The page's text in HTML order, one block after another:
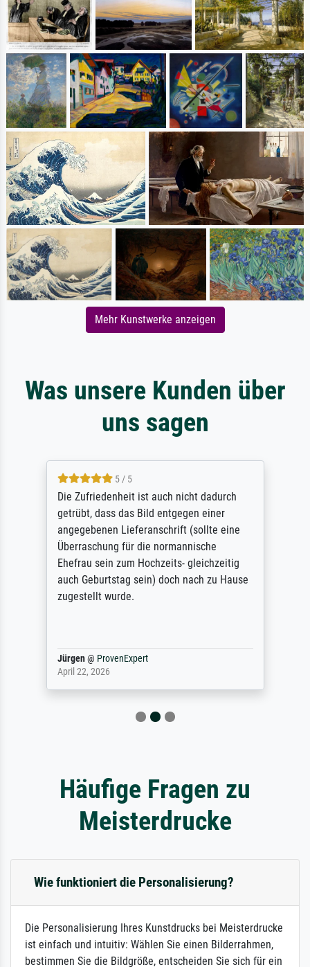
Mehr Kunstwerke anzeigen
Was unsere Kunden über
uns sagen
5 / 5
Die Zufriedenheit ist auch nicht dadurch
getrübt, dass das Bild entgegen einer
angegebenen Lieferanschrift (sollte eine
Überraschung für die normannische
Ehefrau sein zum Hochzeits- gleichzeitig
auch Geburtstag sein) doch nach zu Hause
zugestellt wurde.
Jürgen@ ProvenExpert
April 22, 2026
Häufige Fragen zu
Meisterdrucke
Wie funktioniert die Personalisierung?
Die Personalisierung Ihres Kunstdrucks bei Meisterdrucke
ist einfach und intuitiv: Wählen Sie einen Bilderrahmen,
bestimmen Sie die Bildgröße, entscheiden Sie sich für ein